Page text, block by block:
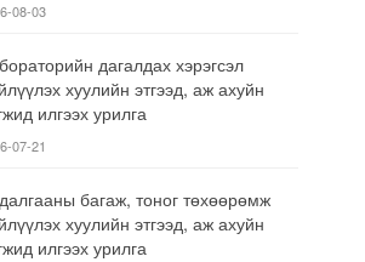
08-03
дагалдах хэрэгсэл
хуулийн этгээд, аж ахуйн
илгээх урилга
07-21
багаж, тоног төхөөрөмж
хуулийн этгээд, аж ахуйн
илгээх урилга